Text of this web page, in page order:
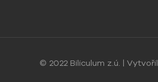
© 2022 Biliculum z.ú. | Vytvořil